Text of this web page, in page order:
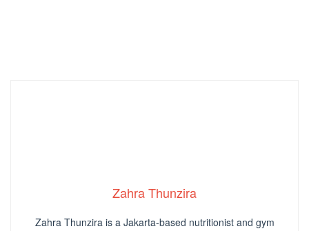
Zahra Thunzira
Zahra Thunzira is a Jakarta-based nutritionist and gym